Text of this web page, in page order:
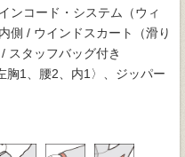
ンコード・システム（ウィ
側 / ウインドスカート（滑り
スタッフバッグ付き
胸1、腰2、内1〉、ジッパー